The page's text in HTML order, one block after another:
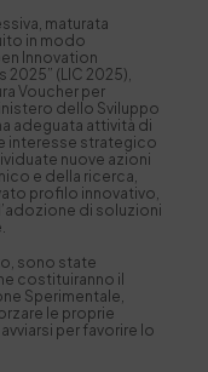
maturata
in modo
Innovation
2025” ( LIC 2025),
Voucher per
dello Sviluppo
adeguata attività di
interesse strategico
nuove azioni
e della ricerca,
profilo innovativo,
di soluzioni
sono state
costituiranno il
Sperimentale,
le proprie
per favorire lo